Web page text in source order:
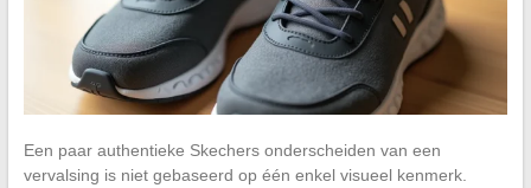
Een paar authentieke Skechers onderscheiden van een
vervalsing is niet gebaseerd op één enkel visueel kenmerk.